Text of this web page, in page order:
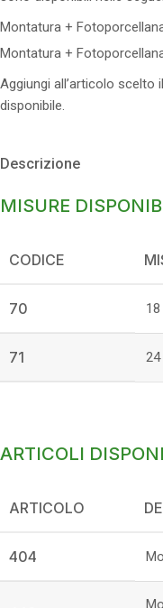
Montatura +
Montatura +
Aggiungi all’articolo scelto
disponibile.
Descrizione
MISURE
CODICE
70
71 24
ARTICOLI
ARTICOLO
404